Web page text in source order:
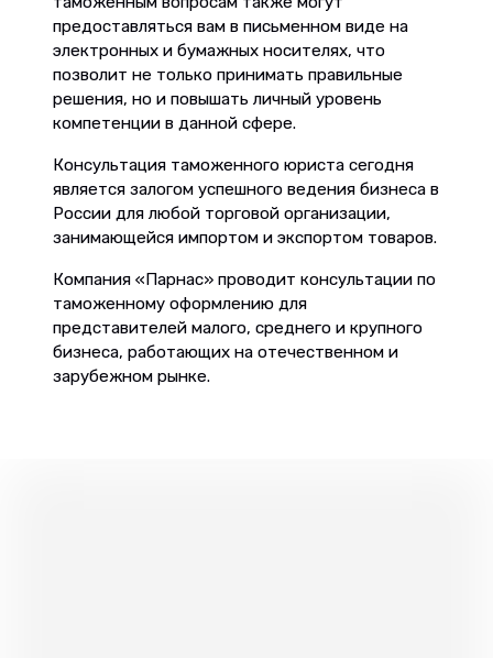
предоставляться вам в письменном виде на
электронных и бумажных носителях, что
позволит не только принимать правильные
решения, но и повышать личный уровень
компетенции в данной сфере.
Консультация таможенного юриста сегодня
является залогом успешного ведения бизнеса в
России для любой торговой организации,
занимающейся импортом и экспортом товаров.
Компания «Парнас» проводит консультации по
таможенному оформлению для
представителей малого, среднего и крупного
бизнеса, работающих на отечественном и
зарубежном рынке.